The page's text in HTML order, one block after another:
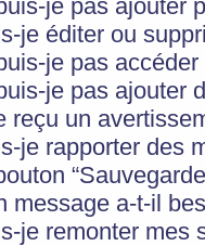
je pas ajouter
je éditer ou
je pas
je pas ajouter
reçu un
je rapporter des
message a-t-il
je remonter mes